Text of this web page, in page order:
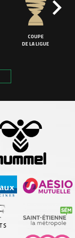
COUPE
DE LA LIGUE